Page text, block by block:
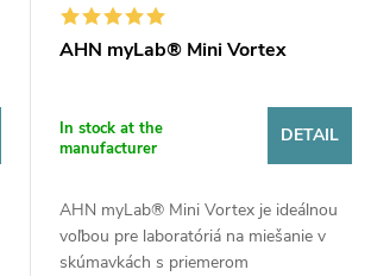
AHN myLab® Mini Vortex
In stock at the
manufacturer
DETAIL
AHN myLab® Mini Vortex je ideálnou
voľbou pre laboratóriá na miešanie v
skúmavkách s priemerom